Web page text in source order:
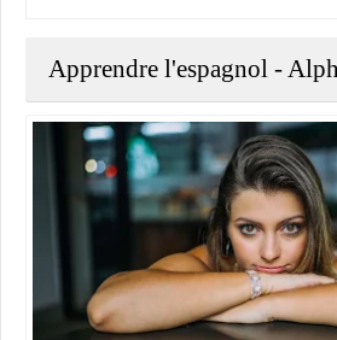
Apprendre l'espagnol -